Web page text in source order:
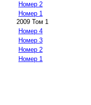
Номер 2
Номер 1
2009 Том 1
Номер 4
Номер 3
Номер 2
Номер 1